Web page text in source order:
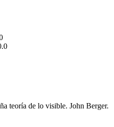
teoría de lo visible. John Berger.